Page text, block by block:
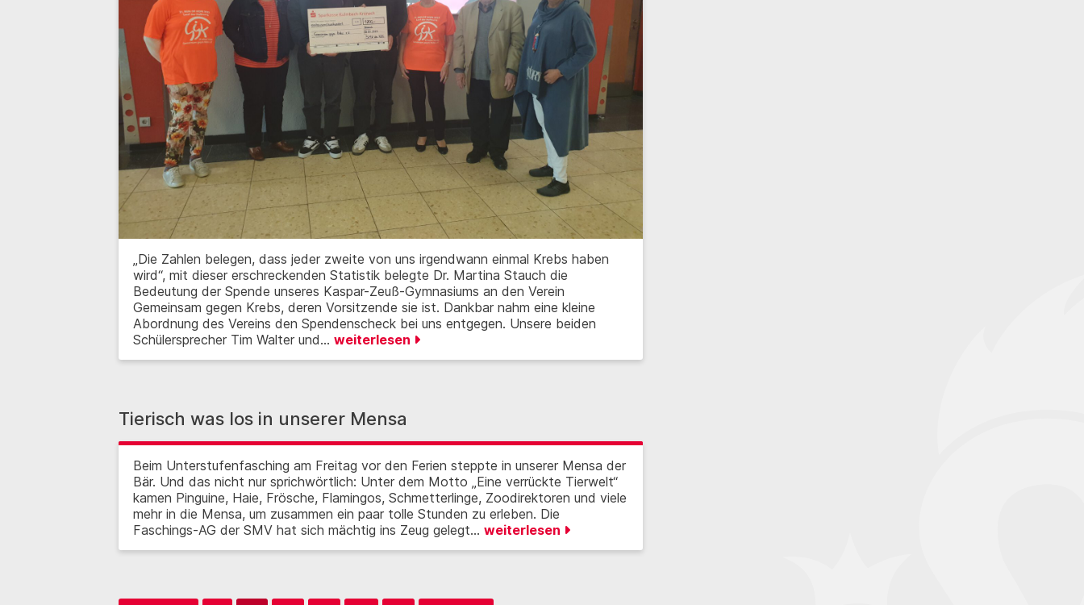
„Die Zahlen belegen, dass jeder zweite von uns irgendwann einmal Krebs haben
wird“, mit dieser erschreckenden Statistik belegte Dr. Martina Stauch die
Bedeutung der Spende unseres Kaspar-Zeuß-Gymnasiums an den Verein
Gemeinsam gegen Krebs, deren Vorsitzende sie ist. Dankbar nahm eine kleine
Abordnung des Vereins den Spendenscheck bei uns entgegen. Unsere beiden
Schülersprecher Tim Walter und… weiterlesen
Tierisch was los in unserer Mensa
Beim Unterstufenfasching am Freitag vor den Ferien steppte in unserer Mensa der
Bär. Und das nicht nur sprichwörtlich: Unter dem Motto „Eine verrückte Tierwelt“
kamen Pinguine, Haie, Frösche, Flamingos, Schmetterlinge, Zoodirektoren und viele
mehr in die Mensa, um zusammen ein paar tolle Stunden zu erleben. Die
Faschings-AG der SMV hat sich mächtig ins Zeug gelegt… weiterlesen